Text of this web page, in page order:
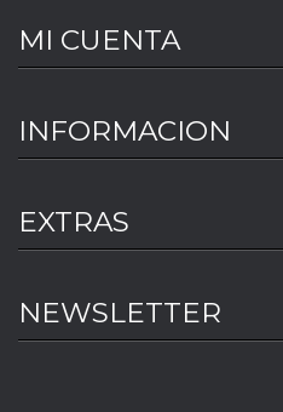
MI CUENTA
INFORMACION
EXTRAS
NEWSLETTER